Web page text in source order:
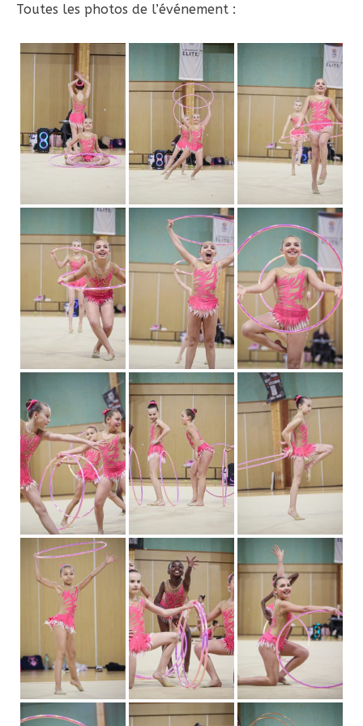
Toutes les photos de l’événement :